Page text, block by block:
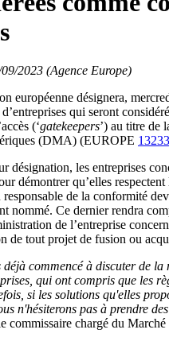
2023 (Agence Europe)
européenne désignera,
qui seront
(‘gatekeepers’) au titre de
(DMA) (EUROPE
désignation, les entreprises
démontrer qu’elles
de la conformité
nommé. Ce dernier rendra
de l’entreprise
de tout projet de fusion ou
déjà commencé à discuter de la
qui ont compris que les
si les solutions qu'elles
n'hésiterons pas à prendre
commissaire chargé du